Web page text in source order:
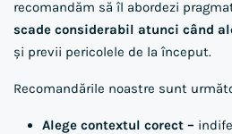
recomandăm să îl abordezi
scade considerabil atunci când
și previi pericolele de la început.
Recomandările noastre sunt
Alege contextul corect –